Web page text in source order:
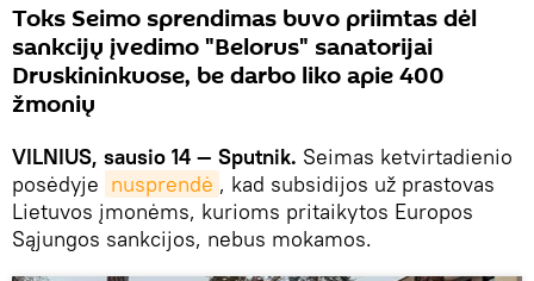
Toks Seimo sprendimas buvo priimtas dėl
sankcijų įvedimo "Belorus" sanatorijai
Druskininkuose, be darbo liko apie 400
žmonių
VILNIUS, sausio 14 — Sputnik. Seimas ketvirtadienio
posėdyje nusprendė , kad subsidijos už prastovas
Lietuvos įmonėms, kurioms pritaikytos Europos
Sąjungos sankcijos, nebus mokamos.